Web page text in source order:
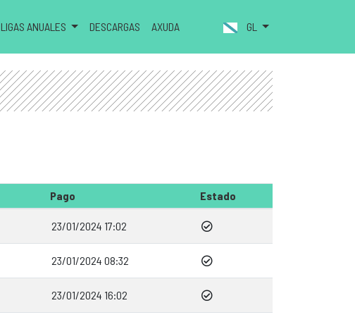
LIGAS ANUALES DESCARGAS AXUDA GL
Pago Estado
23/01/2024 17:02
23/01/2024 08:32
23/01/2024 16:02